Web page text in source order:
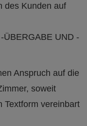
des Kunden auf
ÜBERGABE UND -
Anspruch auf die
soweit
Textform vereinbart